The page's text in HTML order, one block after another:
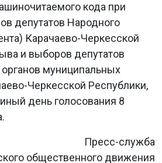
кода при
депутатов Народного
Карачаево-Черкесской
и выборов депутатов
муниципальных
Черкесской Республики,
день голосования 8
Пресс-служба
общественного движения